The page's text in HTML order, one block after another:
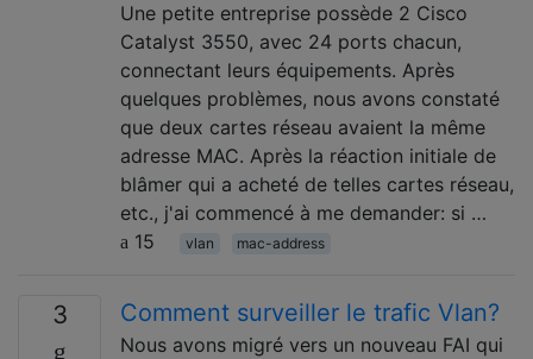
Une petite entreprise possède 2 Cisco
Catalyst 3550, avec 24 ports chacun,
connectant leurs équipements. Après
quelques problèmes, nous avons constaté
que deux cartes réseau avaient la même
adresse MAC. Après la réaction initiale de
blâmer qui a acheté de telles cartes réseau,
etc., j'ai commencé à me demander: si …
15
vlan mac-address
3 Comment surveiller le trafic Vlan?
Nous avons migré vers un nouveau FAI qui